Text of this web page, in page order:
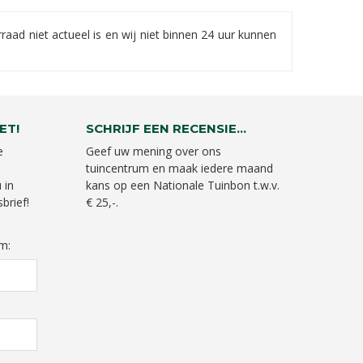
niet actueel is en wij niet binnen 24 uur kunnen
in
SCHRIJF EEN RECENSIE...
Geef uw mening over ons
tuincentrum en maak iedere maand
kans op een Nationale Tuinbon t.w.v.
€ 25,-.